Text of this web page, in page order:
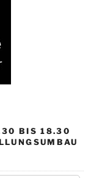
BIS 18.30